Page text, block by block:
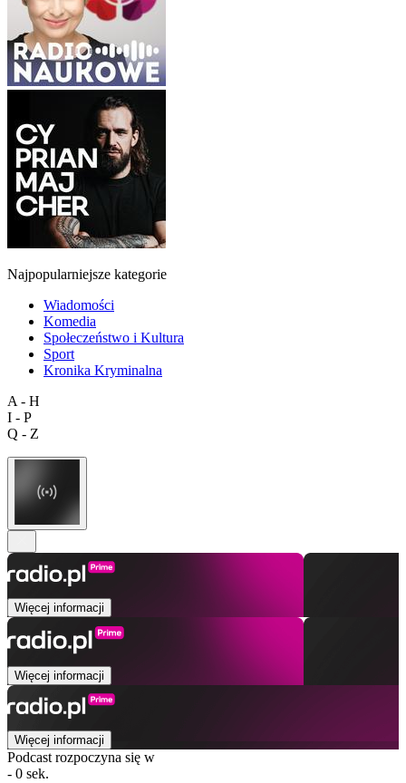
Najpopularniejsze kategorie
Wiadomości
Komedia
Społeczeństwo i Kultura
Sport
Kronika Kryminalna
A - H
I - P
Q - Z
Więcej informacji
Więcej informacji
Więcej informacji
Podcast rozpoczyna się w
- 0 sek.